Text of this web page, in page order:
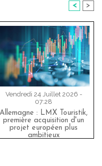
< >
Vendredi 24 Juillet 2026 -
07:28
Allemagne : LMX Touristik,
première acquisition d'un
projet européen plus
ambitieux